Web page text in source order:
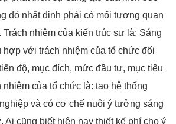
đó nhất định phải có mối tương quan
Trách nhiệm của kiến trúc sư là: Sáng
hợp với trách nhiệm của tổ chức đối
độ, mục đích, mức đầu tư, mục tiêu
nhiệm của tổ chức là: tạo hệ thống
và có cơ chế nuôi ý tưởng sáng
Ai cũng biết hiện nay thiết kế phí cho ý